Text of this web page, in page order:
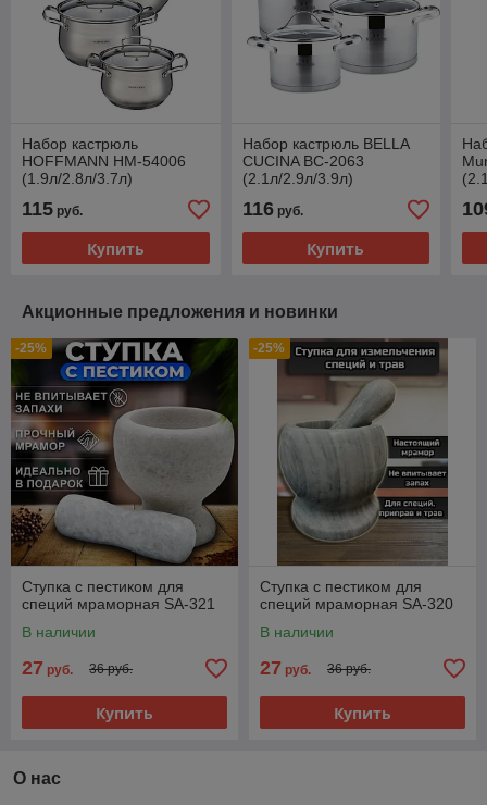
Набор кастрюль
HOFFMANN HM-54006
(1.9л/2.8л/3.7л)
115 руб.
Купить
Набор кастрюль BELLA
CUCINA BC-2063
(2.1л/2.9л/3.9л)
116руб.
Купить
Акционные предложения и новинки
-25%
Ступка с пестиком для
специй мраморная SA-321
В наличии
27 руб. 36 руб.
Купить
-25%
Ступка с пестиком для
специй мраморная SA-320
В наличии
27 руб. 36 руб.
Купить
О нас